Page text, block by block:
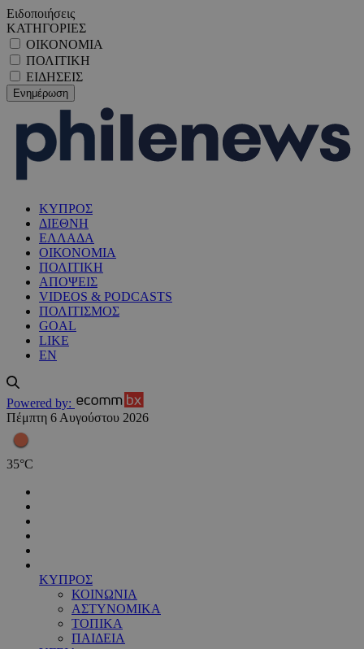
Ειδοποιήσεις
ΚΑΤΗΓΟΡΙΕΣ
ΟΙΚΟΝΟΜΙΑ
ΠΟΛΙΤΙΚΗ
ΕΙΔΗΣΕΙΣ
ΚΥΠΡΟΣ
ΔΙΕΘΝΗ
ΕΛΛΑΔΑ
ΟΙΚΟΝΟΜΙΑ
ΠΟΛΙΤΙΚΗ
ΑΠΟΨΕΙΣ
VIDEOS & PODCASTS
ΠΟΛΙΤΙΣΜΟΣ
GOAL
LIKE
EN
Powered by:
Πέμπτη 6 Αυγούστου 2026
35°C
ΚΥΠΡΟΣ
ΚΟΙΝΩΝΙΑ
ΑΣΤΥΝΟΜΙΚΑ
ΤΟΠΙΚΑ
ΠΑΙΔΕΙΑ